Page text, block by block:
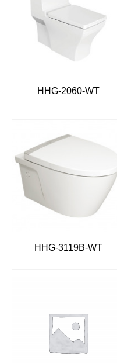
HHG-2060-WT
HHG-3119B-WT